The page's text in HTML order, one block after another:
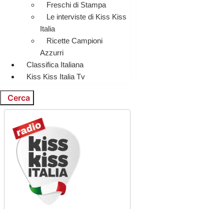
Freschi di Stampa
Le interviste di Kiss Kiss
Italia
Ricette Campioni
Azzurri
Classifica Italiana
Kiss Kiss Italia Tv
Cerca